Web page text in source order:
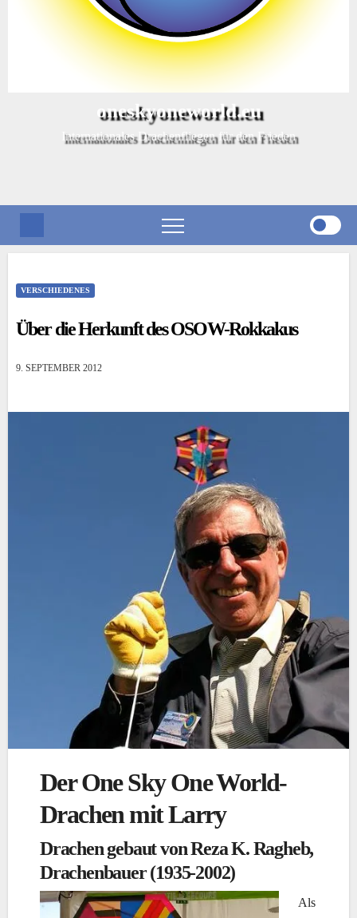
oneskyoneworld.eu
Internationales Drachenfliegen für den Frieden
VERSCHIEDENES
Über die Herkunft des OSOW-Rokkakus
9. SEPTEMBER 2012
Der One Sky One World-
Drachen mit Larry
Drachen gebaut von Reza K. Ragheb,
Drachenbauer (1935-2002)
Als